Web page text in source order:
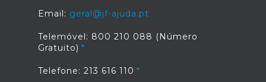
Email: geral@jf-ajuda.pt
Telemóvel: 800 210 088 (Número
Gratuito)
Telefone: 213 616 110